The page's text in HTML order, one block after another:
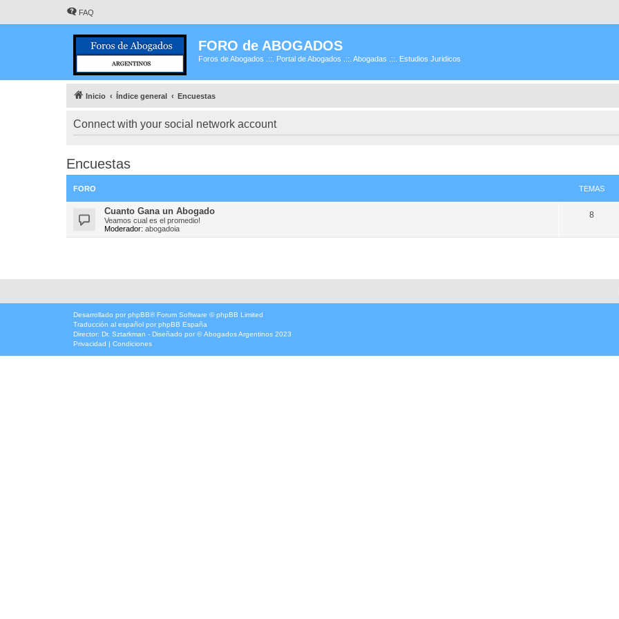
FAQ
FORO de ABOGADOS
Foros de Abogados .::. Portal de Abogados .::. Abogadas .::. Estudios Juridicos
Inicio Índice general Encuestas
Connect with your social network account
Encuestas
FORO TEMAS
Cuanto Gana un Abogado
Veamos cual es el promedio!
Moderador: abogadoia
8
Desarrollado por phpBB® Forum Software © phpBB Limited
Traducción al español por phpBB España
Director: Dr. Sztarkman - Diseñado por ©Abogados Argentinos 2023
Privacidad | Condiciones